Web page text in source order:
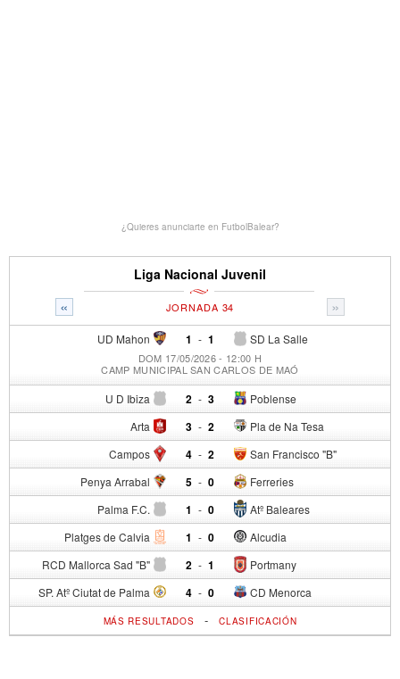
¿Quieres anunciarte en FutbolBalear?
Liga Nacional Juvenil
« »
JORNADA 34
UD Mahon 1 - SD La Salle
1
DOM 17/05/2026 - 12:00 H
CAMP MUNICIPAL SAN CARLOS DE MAÓ
U D Ibiza 2 - Poblense
3
Arta 3 - Pla de Na Tesa
2
Campos 4 - San Francisco "B"
2
Penya Arrabal 5 - Ferreries
0
Palma F.C. 1 - Atº Baleares
0
Platges de Calvia 1 - Alcudia
0
RCD Mallorca Sad "B" 2 - Portmany
1
SP. Atº Ciutat de Palma 4 - CD Menorca
0
MÁS RESULTADOS -CLASIFICACIÓN